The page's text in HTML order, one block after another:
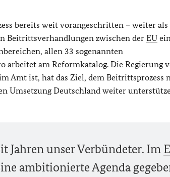
bereits weit vorangeschritten – weiter als
Beitrittsverhandlungen zwischen der EU
allen 33 sogenannten
arbeitet am Reformkatalog. Die Regierung
Amt ist, hat das Ziel, dem Beitrittsprozess
Umsetzung Deutschland weiter
Jahren unser Verbündeter. Im
ambitionierte Agenda